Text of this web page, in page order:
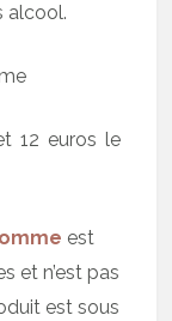
alcool.
12 euros le
est
et n’est pas
est sous